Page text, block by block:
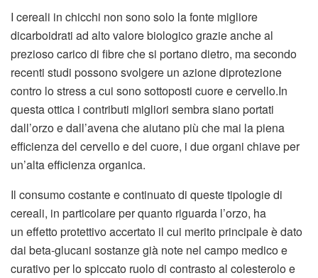
I cereali in chicchi non sono solo la fonte migliore
dicarboidrati ad alto valore biologico grazie anche al
prezioso carico di fibre che si portano dietro, ma secondo
recenti studi possono svolgere un azione diprotezione
contro lo stress a cui sono sottoposti cuore e cervello.In
questa ottica i contributi migliori sembra siano portati
dall’orzo e dall’avena che aiutano più che mai la piena
efficienza del cervello e del cuore, i due organi chiave per
un’alta efficienza organica.
Il consumo costante e continuato di queste tipologie di
cereali, in particolare per quanto riguarda l’orzo, ha
un effetto protettivo accertato il cui merito principale è dato
dai beta-glucani sostanze già note nel campo medico e
curativo per lo spiccato ruolo di contrasto al colesterolo e